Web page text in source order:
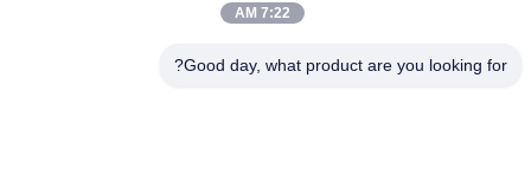
7:22 AM
Good day, what product are you looking for?